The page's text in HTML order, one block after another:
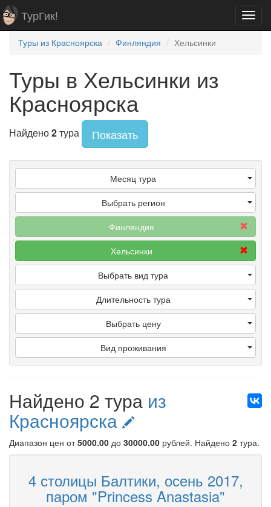
ТурГик!
Туры из Красноярска Финляндия Хельсинки
Туры в Хельсинки из
Красноярска
Найдено2тура Показать
Месяц тура
Выбрать регион
Финляндия
Хельсинки
Выбрать вид тура
Длительность тура
Выбрать цену
Вид проживания
Найдено 2 тура из
Красноярска
Диапазон цен от5000.00 до 30000.00 рублей. Найдено 2 тура.
4 столицы Балтики, осень 2017,
паром "Princess Anastasia"